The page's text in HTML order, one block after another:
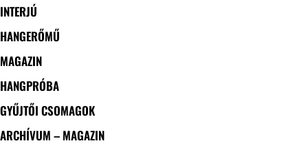
INTERJÚ
HANGERŐMŰ
MAGAZIN
HANGPRÓBA
GYŰJTŐI CSOMAGOK
ARCHÍVUM – MAGAZIN